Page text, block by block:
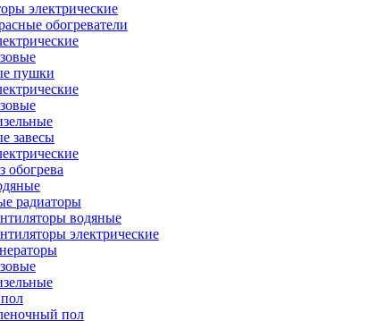
электрические
обогреватели
пушки
завесы
обогрева
радиаторы
водяные
электрические
пол